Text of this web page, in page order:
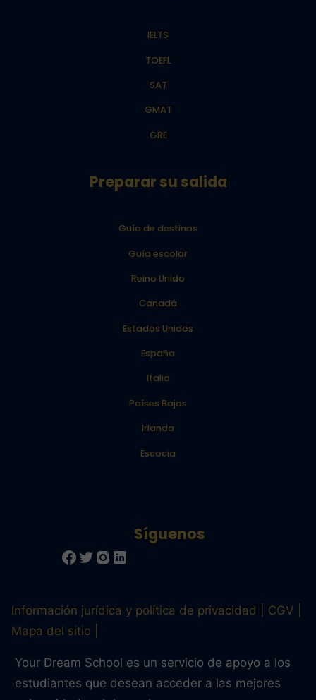
IELTS
TOEFL
SAT
GMAT
GRE
Preparar su salida
Guía de destinos
Guía escolar
Reino Unido
Canadá
Estados Unidos
España
Italia
Países Bajos
Irlanda
Escocia
Información jurídica y política de privacidad
CGV
Mapa del sitio
Your Dream School es un servicio de apoyo a los
estudiantes que desean acceder a las mejores